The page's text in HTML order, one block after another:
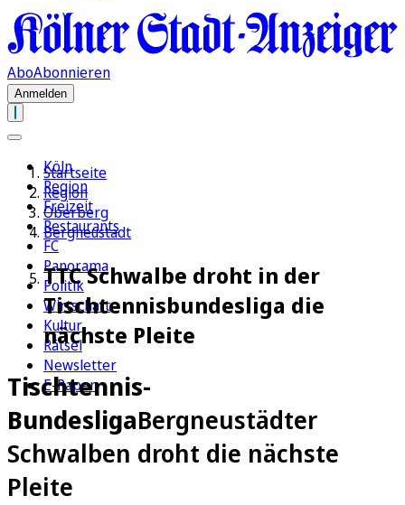
AboAbonnieren
Anmelden
Köln
Region
Freizeit
Restaurants
FC
Panorama
Politik
Wirtschaft
Kultur
Rätsel
Newsletter
E-Paper
Startseite
Region
Oberberg
Bergneustadt
TTC Schwalbe droht in der
Tischtennisbundesliga die
nächste Pleite
Tischtennis-
BundesligaBergneustädter
Schwalben droht die nächste
Pleite